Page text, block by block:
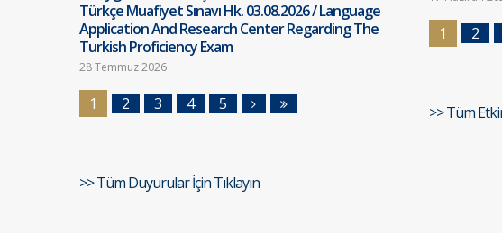
Türkçe Muafiyet Sınavı Hk. 03.08.2026 / Language
Application And Research Center Regarding The
Turkish Proficiency Exam
28 Temmuz 2026
1 2 3 4 5
>> Tüm Duyurular İçin Tıklayın
1 2
>> Tüm